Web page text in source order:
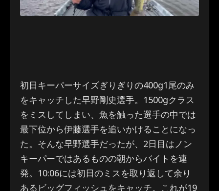
初日キーパーサイズぎりぎりの400g1尾のみ
をキャッチした早野剛史選手。1500gクラス
をミスしてしまい、魚を触った選手の中では
最下位から伊藤選手を追いかけることになっ
た。そんな早野選手だったが、2日目はノン
キーパーではあるものの朝からバイトを連
発。10:06には初日のミスを取り返して余り
あるビッグフィッシュをキャッチ。これが19